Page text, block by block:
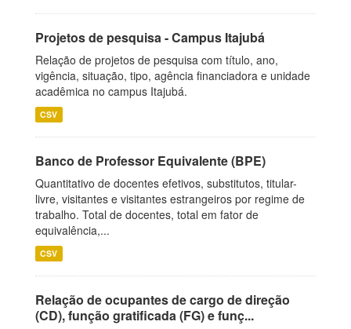
Projetos de pesquisa - Campus Itajubá
Relação de projetos de pesquisa com título, ano,
vigência, situação, tipo, agência financiadora e unidade
acadêmica no campus Itajubá.
CSV
Banco de Professor Equivalente (BPE)
Quantitativo de docentes efetivos, substitutos, titular-
livre, visitantes e visitantes estrangeiros por regime de
trabalho. Total de docentes, total em fator de
equivalência,...
CSV
Relação de ocupantes de cargo de direção
(CD), função gratificada (FG) e funç...